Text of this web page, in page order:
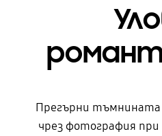
Прегърни тъмнината
чрез фотография